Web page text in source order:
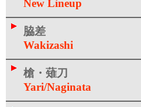
New Lineup
脇差
Wakizashi
槍・薙刀
Yari/Naginata